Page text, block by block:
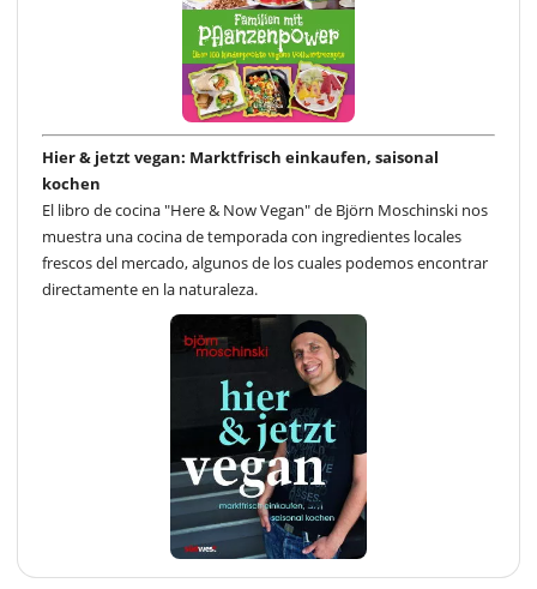
Hier & jetzt vegan: Marktfrisch einkaufen, saisonal
kochen
El libro de cocina "Here & Now Vegan" de Björn Moschinski nos
muestra una cocina de temporada con ingredientes locales
frescos del mercado, algunos de los cuales podemos encontrar
directamente en la naturaleza.